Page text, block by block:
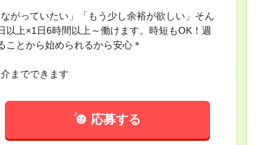
がっていたい」「もう少し余裕が欲しい」そん
上×1日6時間以上～働けます。時短もOK！週
とから始められるから安心＊
までできます
応募する